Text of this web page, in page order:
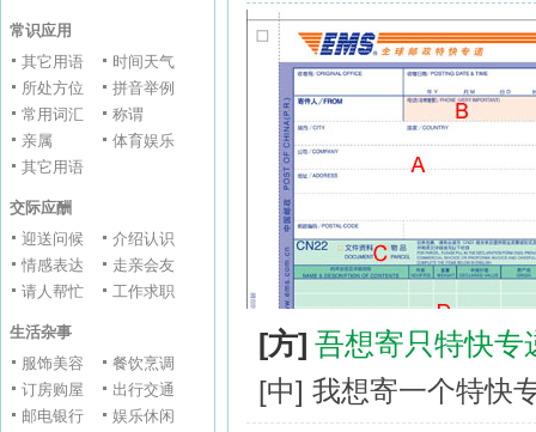
常识应用
其它用语
时间天气
所处方位
拼音举例
常用词汇
称谓
亲属
体育娱乐
其它用语
交际应酬
迎送问候
介绍认识
情感表达
走亲会友
请人帮忙
工作求职
生活杂事
服饰美容
餐饮烹调
订房购屋
出行交通
邮电银行
娱乐休闲
[方] 吾想寄只特快专
[中] 我想寄一个特快